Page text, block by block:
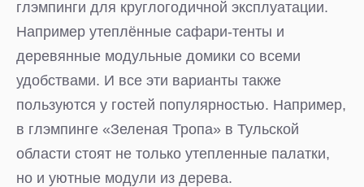
глэмпинги для круглогодичной эксплуатации.
Например утеплённые сафари-тенты и
деревянные модульные домики со всеми
удобствами. И все эти варианты также
пользуются у гостей популярностью. Например,
в глэмпинге «Зеленая Тропа» в Тульской
области стоят не только утепленные палатки,
но и уютные модули из дерева.